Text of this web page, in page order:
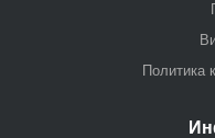
Политика